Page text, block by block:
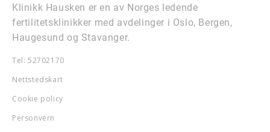
Klinikk Hausken er en av Norges ledende
fertilitetsklinikker med avdelinger i Oslo, Bergen,
Haugesund og Stavanger.
Tel: 52702170
Nettstedskart
Cookie policy
Personvern